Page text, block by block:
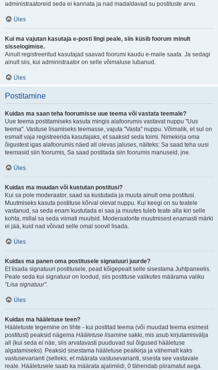
administraatoreid seda ei kannata ja nad madaldavad su postituste arvu.
Üles
Kui ma vajutan kasutaja e-posti lingi peale, siis küsib foorum minult
sisselogimise.
Ainult registreeritud kasutajad saavad foorumi kaudu e-maile saata. Ja sedagi
ainult siis, kui administraator on selle võimaluse lubanud.
Üles
Postitamine
Kuidas ma saan teha foorumisse uue teema või vastata teemale?
Uue teema postitamiseks kasuta mingis alafoorumis vastavat nuppu "Uus
teema". Vastuse lisamiseks teemasse, vajuta "Vasta" nuppu. Võimalik, et sul on
esmalt vaja registreerida kasutajaks, et saaksid seda toimi. Nimekirja oma
õigustest igas alafoorumis näed all olevas jaluses, näiteks: Sa saad teha uusi
teemasid siin foorumis, Sa saad postitada siin foorumis manuseid, jne.
Üles
Kuidas ma muudan või kustutan postitusi?
Kui sa pole moderaator, saad sa kustutada ja muuta ainult oma postitusi.
Muutmiseks kasuta postituse kõrval olevat nuppu. Kui keegi on su teatele
vastanud, sa seda enam kustutada ei saa ja muutes tuleb teate alla kiri selle
kohta, millal sa seda viimati muutsid. Moderaatorite muutmisest enamasti märki
ei jää, kuid nad võivad selle omal soovil lisada.
Üles
Kuidas ma panen oma postitusele signatuuri juurde?
Et lisada signatuuri postitusele, pead kõigepealt selle sisestama Juhtpaneelis.
Peale seda kui signatuur on loodud, siis postituse valikutes määrama valiku
"Lisa signatuur".
Üles
Kuidas ma hääletuse teen?
Hääletuste tegemine on lihte - kui postitad teema (või muudad teema esimest
postitust) peaksid nägema Hääletuse lisamine sakki, mis asub kirjutamisvälja
all (kui seda ei näe, siis arvatavasti puuduvad sul õigused hääletuse
algatamiseks). Peaksid sisestama hääletuse pealkirja ja vähemalt kaks
vastusevarianti (selleks, et määrata vastusevarianti, sisesta see vastavale
reale. Hääletusele saab ka määrata ajalimiidi, 0 tähendab piiramatut aega.